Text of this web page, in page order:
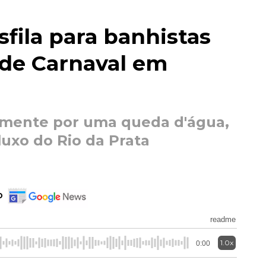
para banhistas
Carnaval em
por uma queda d'água,
do Rio da Prata
readme
0:00 1.0x